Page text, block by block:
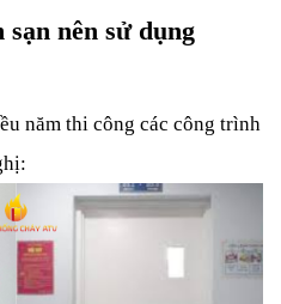
nên sử dụng
năm thi công các công trình